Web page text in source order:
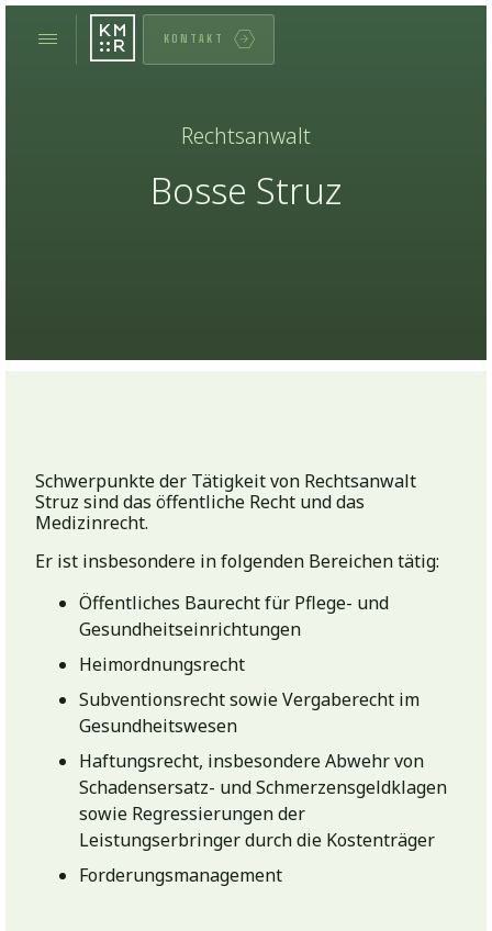
KONTAKT
Rechtsanwalt
Bosse Struz
Schwerpunkte der Tätigkeit von Rechtsanwalt
Struz sind das öffentliche Recht und das
Medizinrecht.
Er ist insbesondere in folgenden Bereichen tätig:
Öffentliches Baurecht für Pflege- und
Gesundheitseinrichtungen
Heimordnungsrecht
Subventionsrecht sowie Vergaberecht im
Gesundheitswesen
Haftungsrecht, insbesondere Abwehr von
Schadensersatz- und Schmerzensgeldklagen
sowie Regressierungen der
Leistungserbringer durch die Kostenträger
Forderungsmanagement